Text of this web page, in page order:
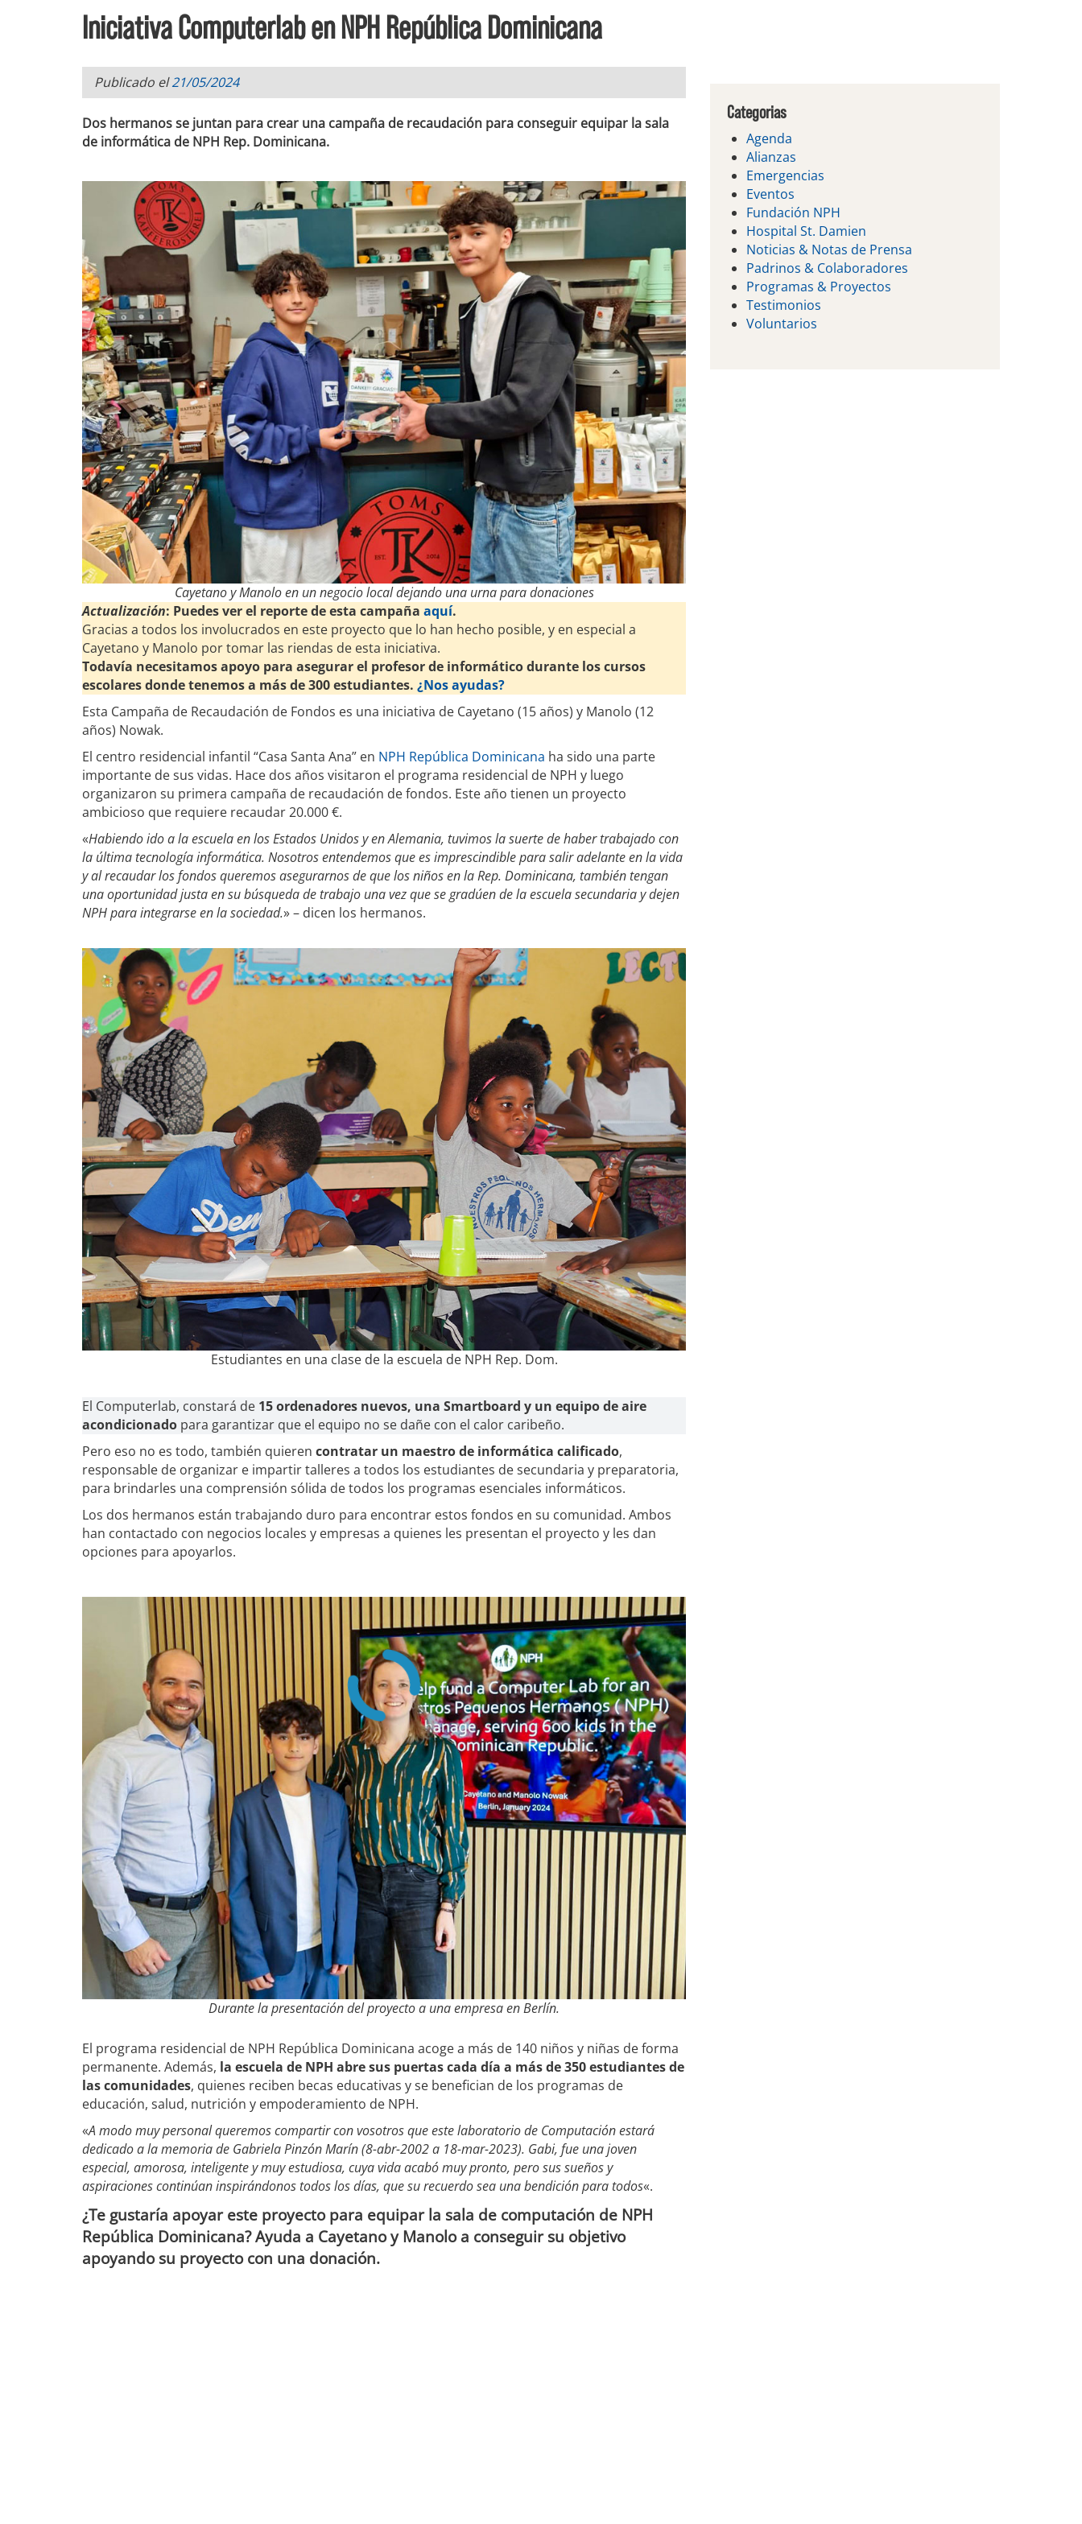
Iniciativa Computerlab en NPH República Dominicana
Publicado el21/05/2024
Dos hermanos se juntan para crear una campaña de recaudación para conseguir equipar la sala
de informática de NPH Rep. Dominicana.
Cayetano y Manolo en un negocio local dejando una urna para donaciones
Actualización: Puedes ver el reporte de esta campaña aquí.
Gracias a todos los involucrados en este proyecto que lo han hecho posible, y en especial a
Cayetano y Manolo por tomar las riendas de esta iniciativa.
Todavía necesitamos apoyo para asegurar el profesor de informático durante los cursos
escolares donde tenemos a más de 300 estudiantes. ¿Nos ayudas?
Esta Campaña de Recaudación de Fondos es una iniciativa de Cayetano (15 años) y Manolo (12
años) Nowak.
El centro residencial infantil “Casa Santa Ana” en NPH República Dominicana ha sido una parte
importante de sus vidas. Hace dos años visitaron el programa residencial de NPH y luego
organizaron su primera campaña de recaudación de fondos. Este año tienen un proyecto
ambicioso que requiere recaudar 20.000 €.
«Habiendo ido a la escuela en los Estados Unidos y en Alemania, tuvimos la suerte de haber trabajado con
la última tecnología informática. Nosotros entendemos que es imprescindible para salir adelante en la vida
y al recaudar los fondos queremos asegurarnos de que los niños en la Rep. Dominicana, también tengan
una oportunidad justa en su búsqueda de trabajo una vez que se gradúen de la escuela secundaria y dejen
NPH para integrarse en la sociedad.» – dicen los hermanos.
Estudiantes en una clase de la escuela de NPH Rep. Dom.
El Computerlab, constará de 15 ordenadores nuevos, una Smartboard y un equipo de aire
acondicionado para garantizar que el equipo no se dañe con el calor caribeño.
Pero eso no es todo, también quieren contratar un maestro de informática calificado,
responsable de organizar e impartir talleres a todos los estudiantes de secundaria y preparatoria,
para brindarles una comprensión sólida de todos los programas esenciales informáticos.
Los dos hermanos están trabajando duro para encontrar estos fondos en su comunidad. Ambos
han contactado con negocios locales y empresas a quienes les presentan el proyecto y les dan
opciones para apoyarlos.
Durante la presentación del proyecto a una empresa en Berlín.
El programa residencial de NPH República Dominicana acoge a más de 140 niños y niñas de forma
permanente. Además, la escuela de NPH abre sus puertas cada día a más de 350 estudiantes de
las comunidades, quienes reciben becas educativas y se benefician de los programas de
educación, salud, nutrición y empoderamiento de NPH.
«A modo muy personal queremos compartir con vosotros que este laboratorio de Computación estará
dedicado a la memoria de Gabriela Pinzón Marín (8-abr-2002 a 18-mar-2023). Gabi, fue una joven
especial, amorosa, inteligente y muy estudiosa, cuya vida acabó muy pronto, pero sus sueños y
aspiraciones continúan inspirándonos todos los días, que su recuerdo sea una bendición para todos«.
¿Te gustaría apoyar este proyecto para equipar la sala de computación de NPH
República Dominicana? Ayuda a Cayetano y Manolo a conseguir su objetivo
apoyando su proyecto con una donación.
Categorias
Agenda
Alianzas
Emergencias
Eventos
Fundación NPH
Hospital St. Damien
Noticias & Notas de Prensa
Padrinos & Colaboradores
Programas & Proyectos
Testimonios
Voluntarios